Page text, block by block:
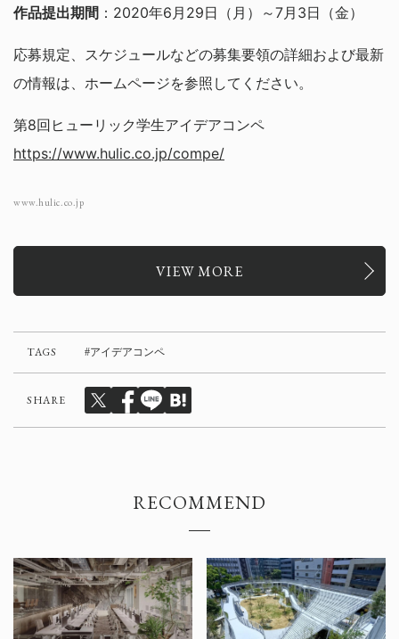
作品提出期間 ：2020年6月29日（月）～7月3日（金）
応募規定、スケジュールなどの募集要領の詳細および最新
の情報は、ホームページを参照してください。
第8回ヒューリック学生アイデアコンペ
https://www.hulic.co.jp/compe/
www.hulic.co.jp
VIEW MORE
TAGS アイデアコンペ
SHARE
RECOMMEND